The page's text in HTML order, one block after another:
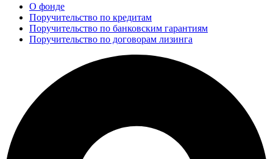
О фонде
Поручительство по кредитам
Поручительство по банковским гарантиям
Поручительство по договорам лизинга